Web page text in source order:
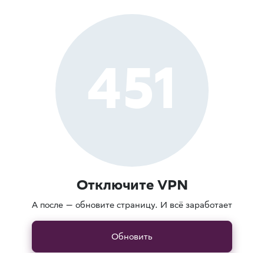
451
Отключите VPN
А после — обновите страницу. И всё заработает
Обновить